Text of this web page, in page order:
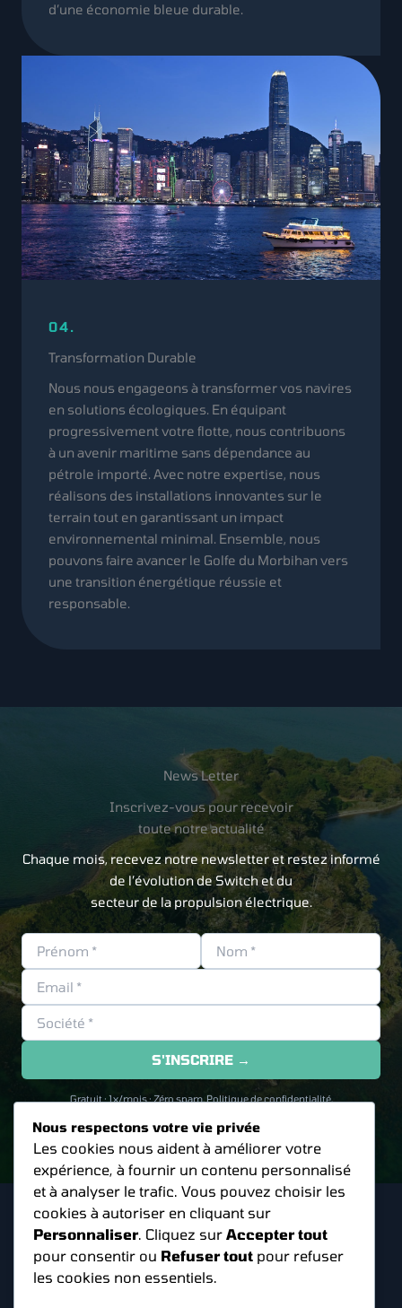
d’une économie bleue durable.
04.
Transformation Durable
Nous nous engageons à transformer vos navires
en solutions écologiques. En équipant
progressivement votre flotte, nous contribuons
à un avenir maritime sans dépendance au
pétrole importé. Avec notre expertise, nous
réalisons des installations innovantes sur le
terrain tout en garantissant un impact
environnemental minimal. Ensemble, nous
pouvons faire avancer le Golfe du Morbihan vers
une transition énergétique réussie et
responsable.
News Letter
Inscrivez-vous pour recevoir
toute notre actualité
Chaque mois, recevez notre newsletter et restez informé
de l’évolution de Switch et du
secteur de la propulsion électrique.
S'INSCRIRE →
Gratuit · 1x/mois · Zéro spam. Politique de confidentialité.
Accueil
Configurateur
Contact
Nous respectons votre vie privée
Les cookies nous aident à améliorer votre
expérience, à fournir un contenu personnalisé
et à analyser le trafic. Vous pouvez choisir les
cookies à autoriser en cliquant sur
Personnaliser. Cliquez sur Accepter tout
pour consentir ou Refuser tout pour refuser
les cookies non essentiels.